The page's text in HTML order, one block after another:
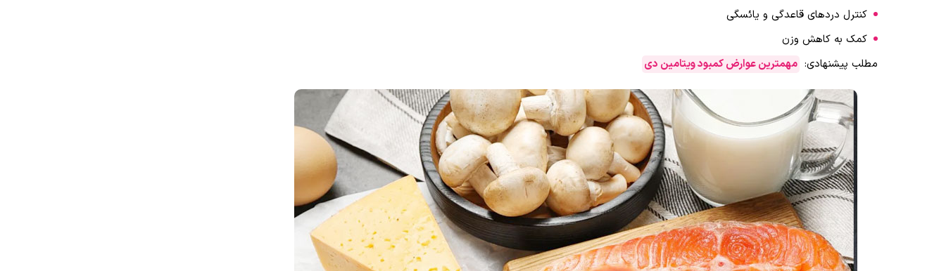
کنترل دردهای قاعدگی و یائسگی
کمک به کاهش وزن
مطلب پیشنهادی: مهمترین عوارض کمبود ویتامین دی